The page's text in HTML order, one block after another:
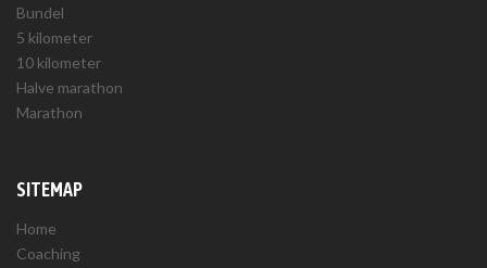
Bundel
5 kilometer
10 kilometer
Halve marathon
Marathon
SITEMAP
Home
Coaching